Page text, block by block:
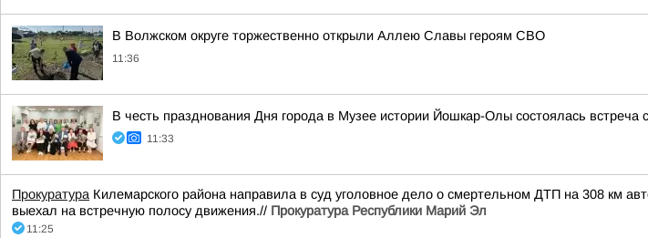
В Волжском округе торжественно открыли Аллею Славы героям СВО
11:36
В честь празднования Дня города в Музее истории Йошкар-Олы состоялась
11:33
Прокуратура Килемарского района направила в суд уголовное дело о смертельном ДТП на 308 км
выехал на встречную полосу движения.// Прокуратура Республики Марий Эл
11:25